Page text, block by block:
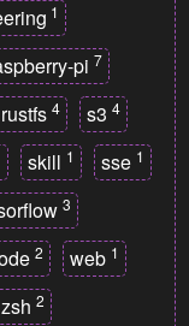
1
pi 7
rustfs 4 s3 4
skill 1 sse 1
3
2 web 1
zsh 2